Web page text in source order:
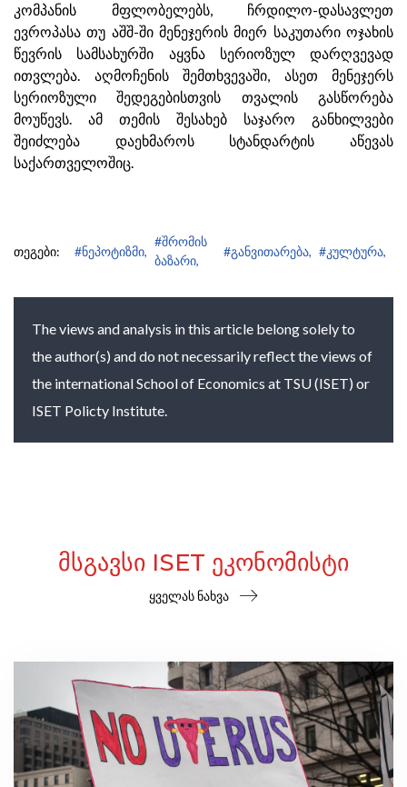
კომპანის მფლობელებს, ჩრდილო-დასავლეთ
ევროპასა თუ აშშ-ში მენეჯერის მიერ საკუთარი ოჯახის
წევრის სამსახურში აყვნა სერიოზულ დარღვევად
ითვლება. აღმოჩენის შემთხვევაში, ასეთ მენეჯერს
სერიოზული შედეგებისთვის თვალის გასწორება
მოუწევს. ამ თემის შესახებ საჯარო განხილვები
შეიძლება დაეხმაროს სტანდარტის აწევას
საქართველოშიც.
თეგები: #ნეპოტიზმი,
#შრომის
ბაზარი,
#განვითარება, #კულტურა,
The views and analysis in this article belong solely to
the author(s) and do not necessarily reflect the views of
the international School of Economics at TSU (ISET) or
ISET Policty Institute.
ᲛᲡᲒᲐᲕᲡᲘ ISET ᲔᲙᲝᲜᲝᲛᲘᲡᲢᲘ
ყველას ნახვა